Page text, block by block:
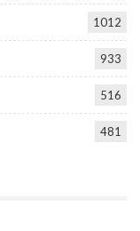
1012
933
516
481